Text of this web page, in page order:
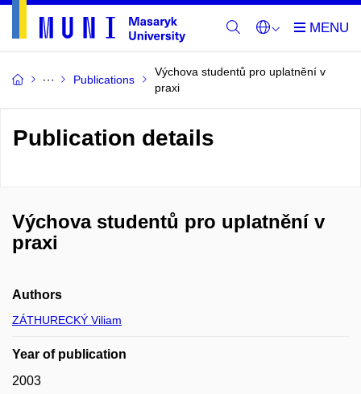
Publications
Výchova studentů pro uplatnění v
praxi
Publication details
Výchova studentů pro uplatnění v
praxi
Authors
ZÁTHURECKÝ Viliam
Year of publication
2003